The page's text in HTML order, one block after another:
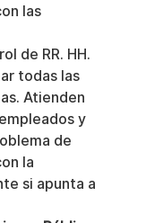
las
de RR. HH.
todas las
Atienden
y
de
la
si apunta a